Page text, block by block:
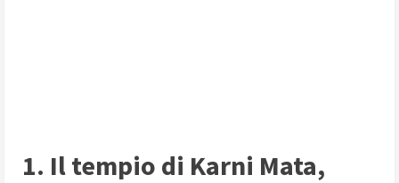
1. Il tempio di Karni Mata,